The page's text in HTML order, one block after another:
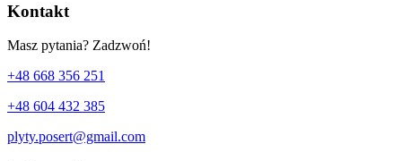
Kontakt
Masz pytania? Zadzwoń!
+48 668 356 251
+48 604 432 385
plyty.posert@gmail.com